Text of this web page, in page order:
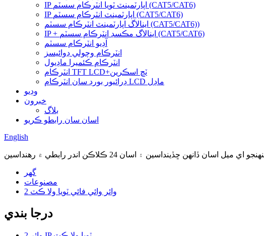
IP اپارٽمينٽ ٽويا انٽرڪام سسٽم (CAT5/CAT6)
IP اپارٽمينٽ انٽرڪام سسٽم (CAT5/CAT6)
اينالاگ اپارٽمينٽ انٽرڪام سسٽم (CAT5/CAT6))
IP + اينالاگ مڪسڊ انٽرڪام سسٽم (CAT5/CAT6)
آڊيو انٽرڪام سسٽم
انٽرڪام وچولي ڊوائيسز
انٽرڪام ڪئميرا ماڊيول
انٽرڪام TFT LCD+ٽچ اسڪرين
ڊرائيور بورڊ سان انٽرڪام LCD ماڊل
وڊيو
خبرون
بلاگ
اسان سان رابطو ڪريو
English
گھر
مصنوعات
2 وائر وائي فائي ٽويا ولا ڪٽ
درجا بندي